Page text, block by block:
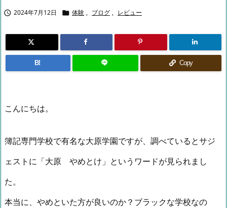
 2024年7月12日  体験 , ブログ , レビュー
B! Copy
こんにちは。
簿記専門学校で有名な大原学園ですが、調べているとサジ
ェストに「大原 やめとけ」というワードが見られまし
た。
本当に、やめといた方が良いのか？ブラックな学校なの